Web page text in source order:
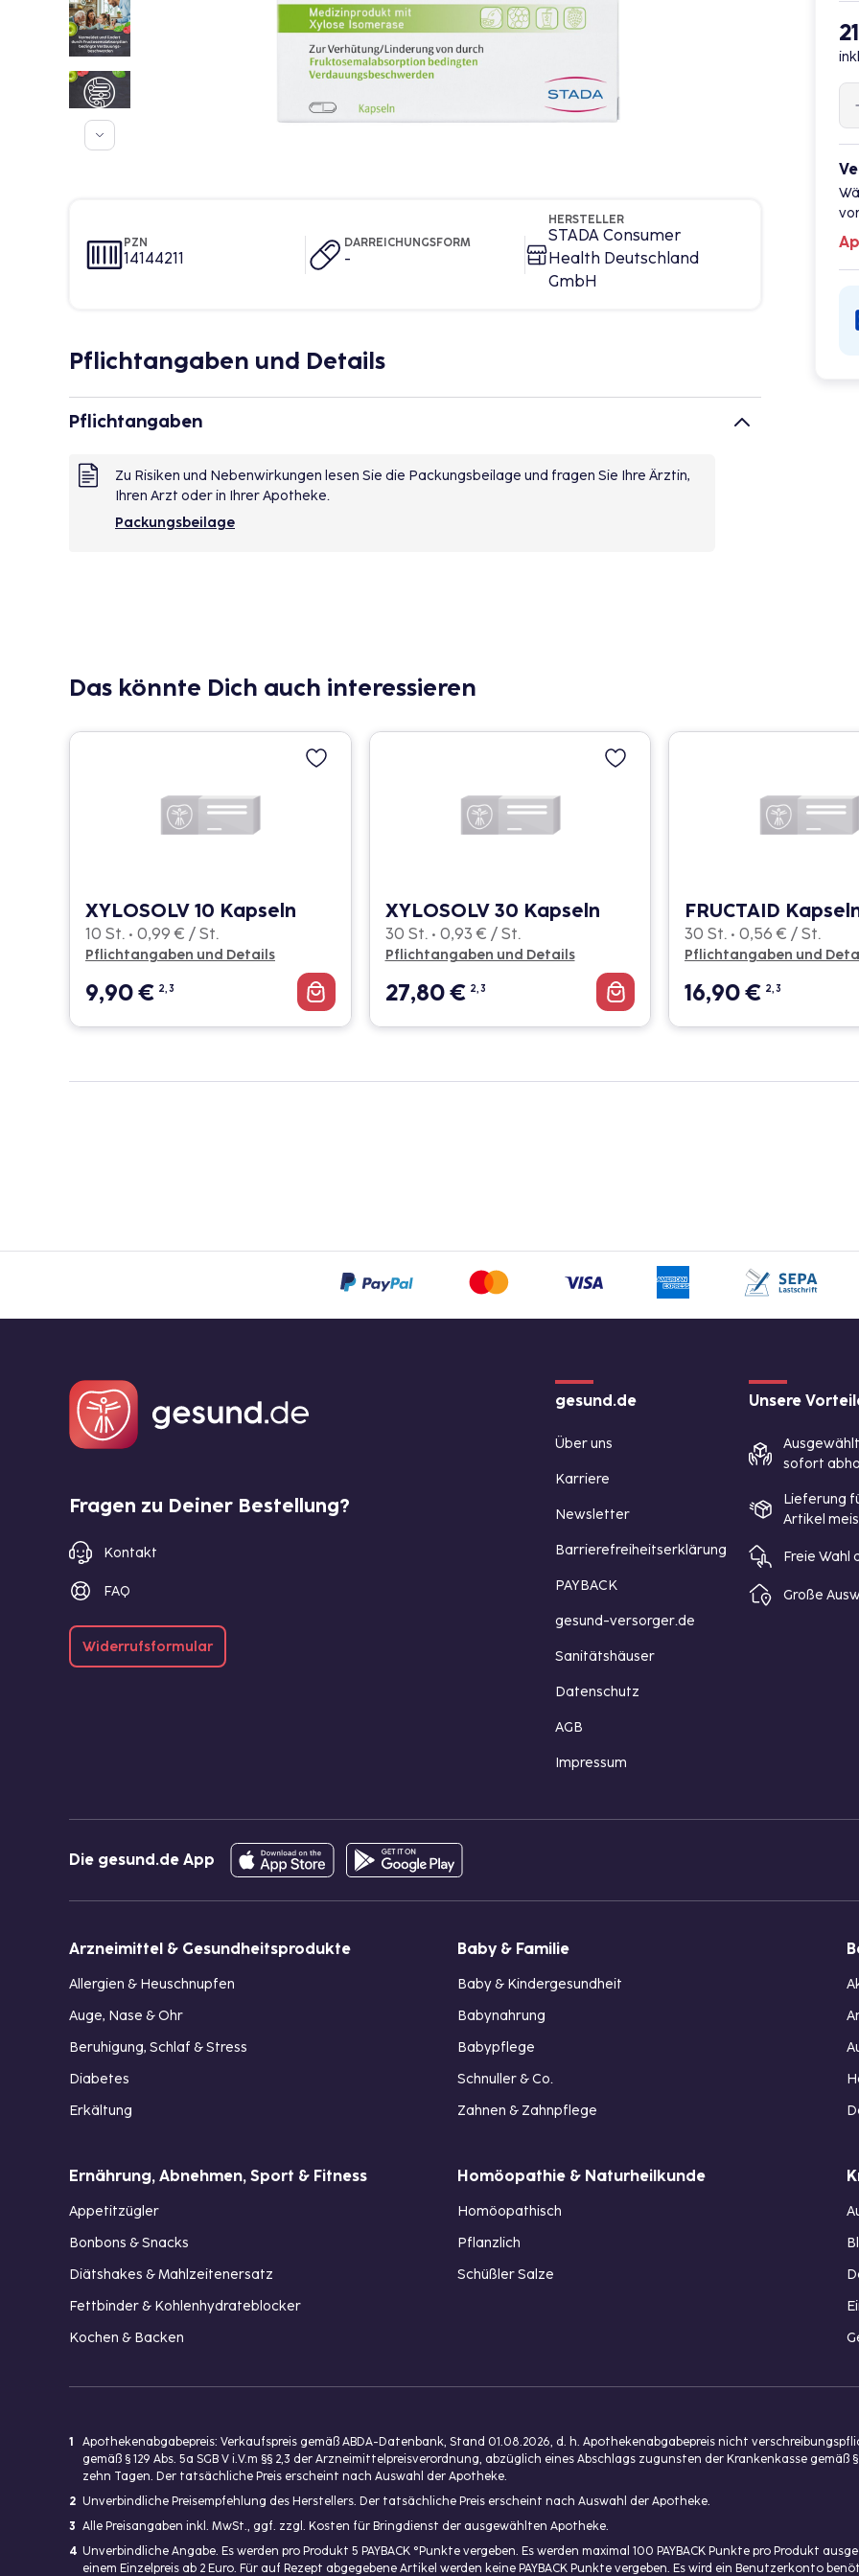
PZN
14144211
DARREICHUNGSFORM
-
HERSTELLER
STADA Consumer
Health Deutschland
GmbH
Pflichtangaben und Details
Pflichtangaben
Zu Risiken und Nebenwirkungen lesen Sie die Packungsbeilage und fragen Sie Ihre Ärztin,
Ihren Arzt oder in Ihrer Apotheke.
Packungsbeilage
Das könnte Dich auch interessieren
XYLOSOLV 10 Kapseln
10 St. • 0,99 € / St.
Pflichtangaben und Details
9,90€ 2, 3
XYLOSOLV 30 Kapseln
30 St. • 0,93 € / St.
Pflichtangaben und Details
27,80€ 2, 3
FRUCTAID
30 St. • 0,56 € / St.
Pflichtangaben und
16,90€ 2, 3
Fragen zu Deiner Bestellung?
Kontakt
FAQ
Widerrufsformular
gesund.de
Über uns
Karriere
Newsletter
Barrierefreiheitserklärung
PAYBACK
gesund-versorger.de
Sanitätshäuser
Datenschutz
AGB
Impressum
Unsere
sofort
Lieferung
Artikel
Freie Wahl
Große
Die gesund.de App
Arzneimittel & Gesundheitsprodukte
Allergien & Heuschnupfen
Auge, Nase & Ohr
Beruhigung, Schlaf & Stress
Diabetes
Erkältung
Baby & Familie
Baby & Kindergesundheit
Babynahrung
Babypflege
Schnuller & Co.
Zahnen & Zahnpflege
Ernährung, Abnehmen, Sport & Fitness
Appetitzügler
Bonbons & Snacks
Diätshakes & Mahlzeitenersatz
Fettbinder & Kohlenhydrateblocker
Kochen & Backen
Homöopathie & Naturheilkunde
Homöopathisch
Pflanzlich
Schüßler Salze
1
Apothekenabgabepreis: Verkaufspreis gemäß ABDA-Datenbank, Stand 01.08.2026, d. h. Apothekenabgabepreis nicht
gemäß § 129 Abs. 5a SGB V i.V.m §§ 2,3 der Arzneimittelpreisverordnung, abzüglich eines Abschlags zugunsten der Krankenkasse gemäß
zehn Tagen. Der tatsächliche Preis erscheint nach Auswahl der Apotheke.
2 Unverbindliche Preisempfehlung des Herstellers. Der tatsächliche Preis erscheint nach Auswahl der Apotheke.
3 Alle Preisangaben inkl. MwSt., ggf. zzgl. Kosten für Bringdienst der ausgewählten Apotheke.
4 Unverbindliche Angabe. Es werden pro Produkt 5 PAYBACK °Punkte vergeben. Es werden maximal 100 PAYBACK Punkte pro Produkt
einem Einzelpreis ab 2 Euro. Für auf Rezept abgegebene Artikel werden keine PAYBACK Punkte vergeben. Es wird ein Benutzerkonto